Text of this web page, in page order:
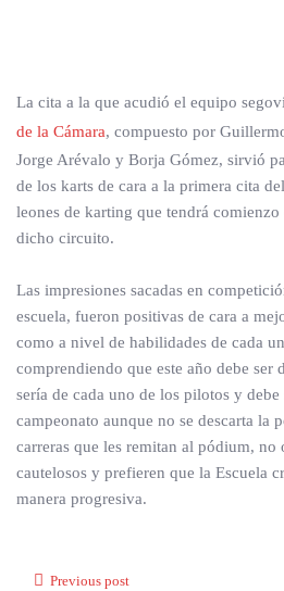
La cita a la que acudió el equipo
de la Cámara, compuesto por
Jorge Arévalo y Borja Gómez, sirvió
de los karts de cara a la primera cita
leones de karting que tendrá
dicho circuito.
Las impresiones sacadas en
escuela, fueron positivas de cara a
como a nivel de habilidades de cada
comprendiendo que este año debe ser
sería de cada uno de los pilotos y
campeonato aunque no se descarta la
carreras que les remitan al pódium, no
cautelosos y prefieren que la Escuela
manera progresiva.
Previous post